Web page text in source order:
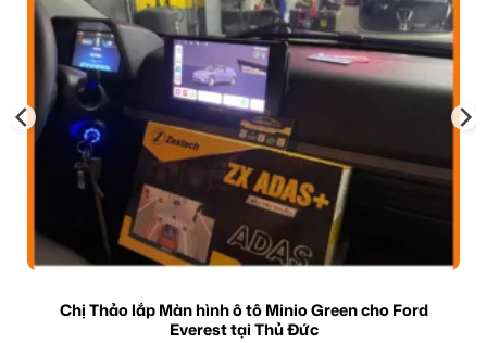
Chị Thảo lắp Màn hình ô tô Minio Green cho Ford
Everest tại Thủ Đức